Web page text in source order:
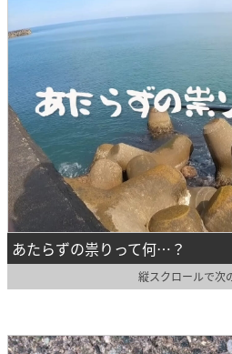
あたらずの祟りって何…？
縦スクロールで次